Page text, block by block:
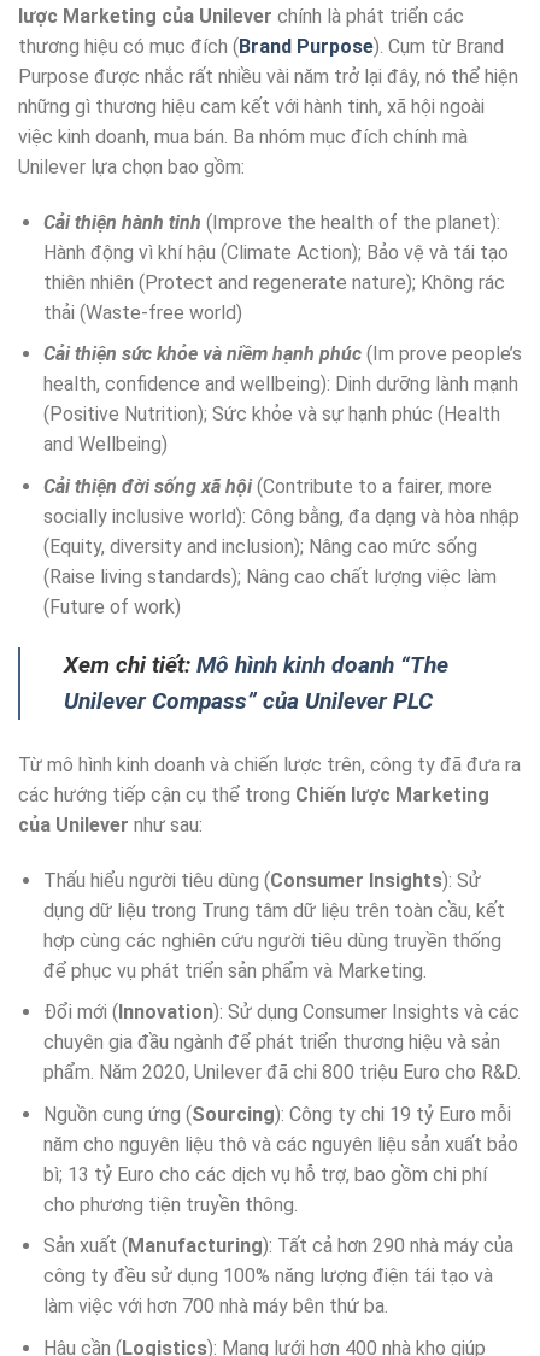
lược Marketing của Unilever chính là phát triển các
thương hiệu có mục đích (Brand Purpose). Cụm từ Brand
Purpose được nhắc rất nhiều vài năm trở lại đây, nó thể hiện
những gì thương hiệu cam kết với hành tinh, xã hội ngoài
việc kinh doanh, mua bán. Ba nhóm mục đích chính mà
Unilever lựa chọn bao gồm:
Cải thiện hành tinh (Improve the health of the planet):
Hành động vì khí hậu (Climate Action); Bảo vệ và tái tạo
thiên nhiên (Protect and regenerate nature); Không rác
thải (Waste-free world)
Cải thiện sức khỏe và niềm hạnh phúc(Im prove people’s
health, confidence and wellbeing): Dinh dưỡng lành mạnh
(Positive Nutrition); Sức khỏe và sự hạnh phúc (Health
and Wellbeing)
Cải thiện đời sống xã hội(Contribute to a fairer, more
socially inclusive world): Công bằng, đa dạng và hòa nhập
(Equity, diversity and inclusion); Nâng cao mức sống
(Raise living standards); Nâng cao chất lượng việc làm
(Future of work)
Xem chi tiết: Mô hình kinh doanh “The
Unilever Compass” của Unilever PLC
Từ mô hình kinh doanh và chiến lược trên, công ty đã đưa ra
các hướng tiếp cận cụ thể trong Chiến lược Marketing
của Unilever như sau:
Thấu hiểu người tiêu dùng (Consumer Insights): Sử
dụng dữ liệu trong Trung tâm dữ liệu trên toàn cầu, kết
hợp cùng các nghiên cứu người tiêu dùng truyền thống
để phục vụ phát triển sản phẩm và Marketing.
Đổi mới ( Innovation): Sử dụng Consumer Insights và các
chuyên gia đầu ngành để phát triển thương hiệu và sản
phẩm. Năm 2020, Unilever đã chi 800 triệu Euro cho R&D.
Nguồn cung ứng (Sourcing): Công ty chi 19 tỷ Euro mỗi
năm cho nguyên liệu thô và các nguyên liệu sản xuất bảo
bì; 13 tỷ Euro cho các dịch vụ hỗ trợ, bao gồm chi phí
cho phương tiện truyền thông.
Sản xuất ( Manufacturing): Tất cả hơn 290 nhà máy của
công ty đều sử dụng 100% năng lượng điện tái tạo và
làm việc với hơn 700 nhà máy bên thứ ba.
Hậu cần (Logistics): Mạng lưới hơn 400 nhà kho giúp